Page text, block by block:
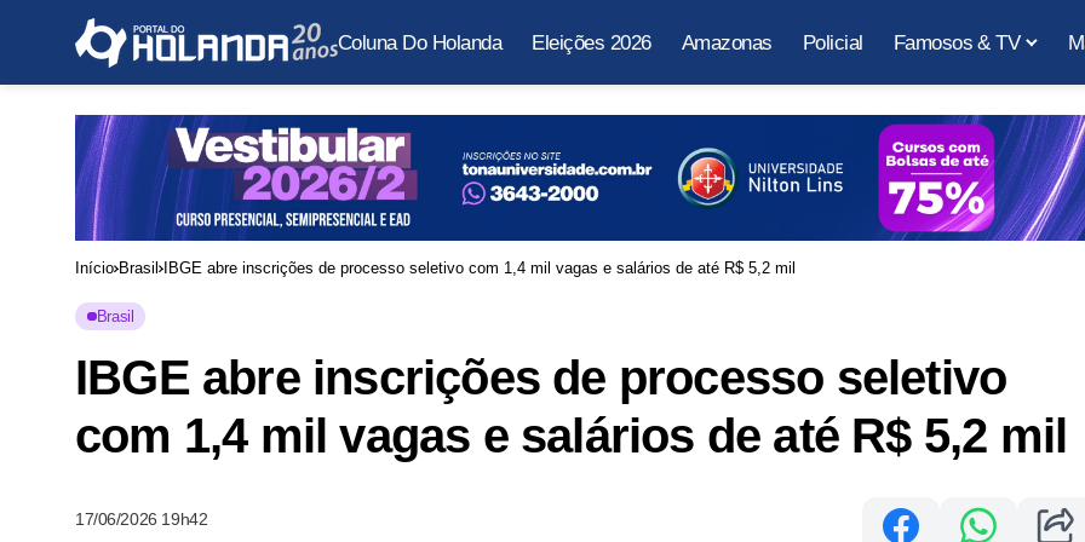
Coluna Do Holanda Eleições 2026 Amazonas Policial Famosos & TV
Início Brasil IBGE abre inscrições de processo seletivo com 1,4 mil vagas e salários de até R$ 5,2 mil
Brasil
IBGE abre inscrições de processo seletivo
com 1,4 mil vagas e salários de até R$ 5,2 mil
17/06/2026 19h42